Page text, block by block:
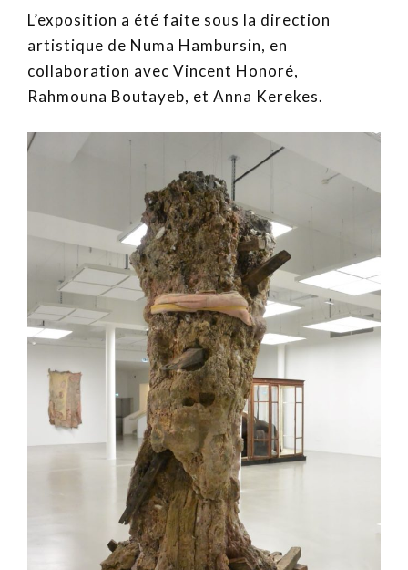
L’exposition a été faite sous la direction
artistique de Numa Hambursin, en
collaboration avec Vincent Honoré,
Rahmouna Boutayeb, et Anna Kerekes.